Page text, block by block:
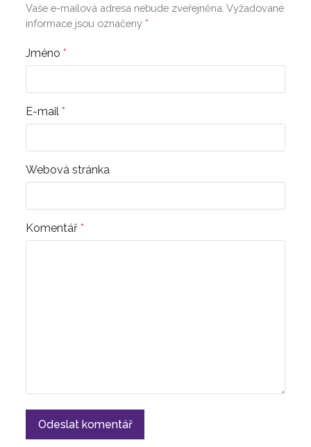
Vaše e-mailová adresa nebude zveřejněna. Vyžadované
informace jsou označeny *
Jméno*
E-mail*
Webová stránka
Komentář*